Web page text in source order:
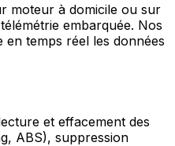
moteur à domicile ou sur
embarquée. Nos
temps réel les données
et effacement des
ABS), suppression